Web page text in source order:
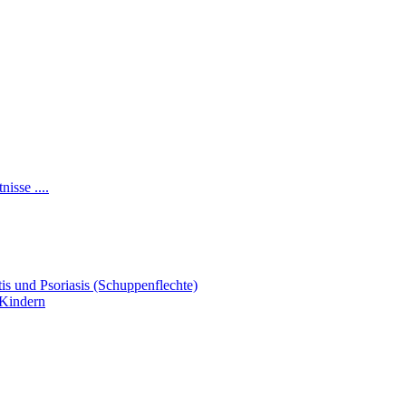
....
und Psoriasis (Schuppenflechte)